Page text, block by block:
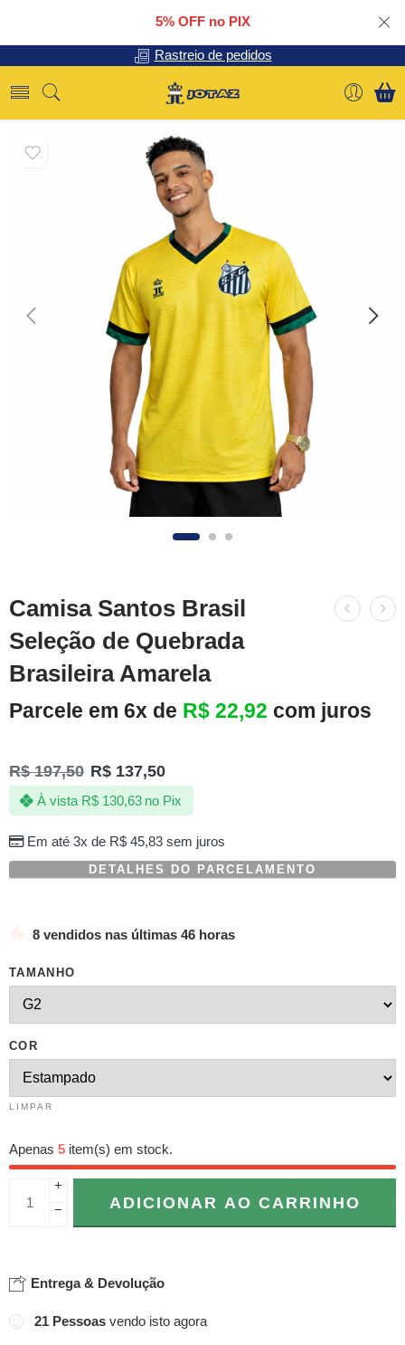
5% OFF no PIX
Rastreio de pedidos
Camisa Santos Brasil
Seleção de Quebrada
Brasileira Amarela
Parcele em 6x de R$ 22,92 com juros
R$197,50 R$ 137,50
Em até 3x de R$45,83sem juros
À vista R$130,63 no Pix
DETALHES DO PARCELAMENTO
8 vendidos nas últimas 46 horas
TAMANHO
COR
LIMPAR
Apenas 5 item(s) em stock.
+
−
ADICIONAR AO CARRINHO
Entrega & Devolução
21 Pessoas vendo isto agora